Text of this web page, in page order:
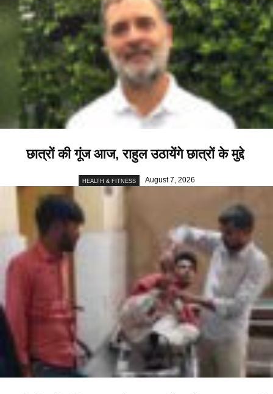
छात्रों की गूंज आज, राहुल उठायेंगे छात्रों के मुद्दे
HEALTH & FITNESS August 7, 2026